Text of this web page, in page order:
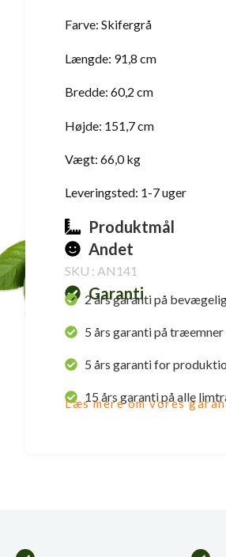
Farve: Skifergrå
Længde: 91,8 cm
Bredde: 60,2 cm
Højde: 151,7 cm
Vægt: 66,0 kg
Leveringsted: 1-7 uger
Produktmål
Andet
SKU : AN141
Garanti
2 års garanti på
5 års garanti på træemner
5 års garanti for
15 års garanti på alle
Læs mere om vores